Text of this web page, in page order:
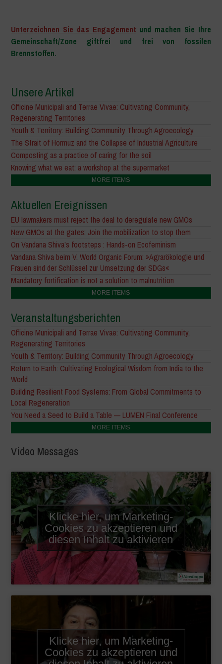
Unterzeichnen Sie das Engagement und machen Sie Ihre
Gemeinschaft/Zone giftfrei und frei von fossilen
Brennstoffen.
Unsere Artikel
Officine Municipali and Terrae Vivae: Cultivating Community,
Regenerating Territories
Youth & Territory: Building Community Through Agroecology
The Strait of Hormuz and the Collapse of Industrial Agriculture
Composting as a practice of caring for the soil
Knowing what we eat: a workshop at the supermarket
MORE ITEMS
Aktuellen Ereignissen
EU lawmakers must reject the deal to deregulate new GMOs
New GMOs at the gates: Join the mobilization to stop them
On Vandana Shiva’s footsteps : Hands-on Ecofeminism
Vandana Shiva beim V. World Organic Forum: »Agrarökologie und
Frauen sind der Schlüssel zur Umsetzung der SDGs«
Mandatory fortification is not a solution to malnutrition
MORE ITEMS
Veranstaltungsberichten
Officine Municipali and Terrae Vivae: Cultivating Community,
Regenerating Territories
Youth & Territory: Building Community Through Agroecology
Return to Earth: Cultivating Ecological Wisdom from India to the
World
Building Resilient Food Systems: From Global Commitments to
Local Regeneration
You Need a Seed to Build a Table — LUMEN Final Conference
MORE ITEMS
Video Messages
Klicke hier, um Marketing-
Cookies zu akzeptieren und
diesen Inhalt zu aktivieren
Klicke hier, um Marketing-
Cookies zu akzeptieren und